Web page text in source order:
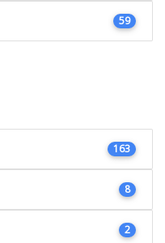
59
163
8
2